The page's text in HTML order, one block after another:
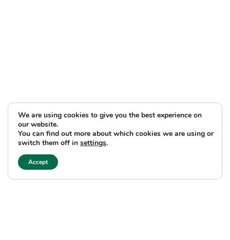
We are using cookies to give you the best experience on
our website.
You can find out more about which cookies we are using or
switch them off in settings.
Accept